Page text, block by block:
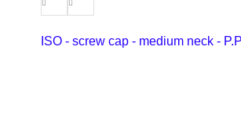
ISO - screw cap - medium neck -